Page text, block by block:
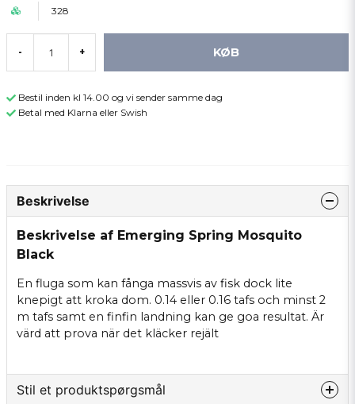
328
- + KØB
Bestil inden kl 14.00 og vi sender samme dag
Betal med Klarna eller Swish
Beskrivelse
Beskrivelse af Emerging Spring Mosquito
Black
En fluga som kan fånga massvis av fisk dock lite
knepigt att kroka dom. 0.14 eller 0.16 tafs och minst 2
m tafs samt en finfin landning kan ge goa resultat. Är
värd att prova när det kläcker rejält
Stil et produktspørgsmål